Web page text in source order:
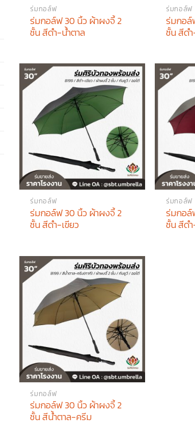
ร่มกอล์ฟ
ร่มกอล์ฟ 30 นิ้ว ผ้าผงจี้ 2
ชั้น สีดำ-น้ำตาล
ร่มกอล์ฟ
ร่มกอล์
ชั้น สีด
ร่มกอล์ฟ
ร่มกอล์ฟ 30 นิ้ว ผ้าผงจี้ 2
ชั้น สีดำ-เขียว
ร่มกอล์ฟ
ร่มกอล์
ชั้น สีด
ร่มกอล์ฟ
ร่มกอล์ฟ 30 นิ้ว ผ้าผงจี้ 2
ชั้น สีน้ำตาล-ครีม